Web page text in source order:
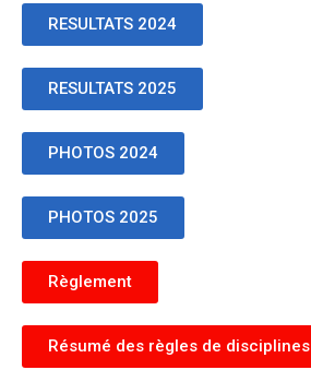
RESULTATS 2024
RESULTATS 2025
PHOTOS 2024
PHOTOS 2025
Règlement
Résumé des règles de disciplines